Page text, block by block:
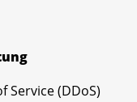
Service (DDoS)